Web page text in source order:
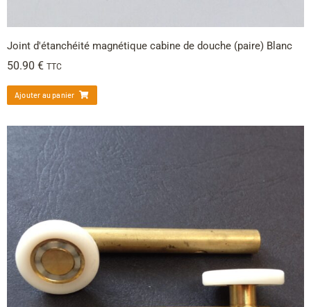
Joint d'étanchéité magnétique cabine de douche (paire) Blanc
50.90 € TTC
Ajouter au panier